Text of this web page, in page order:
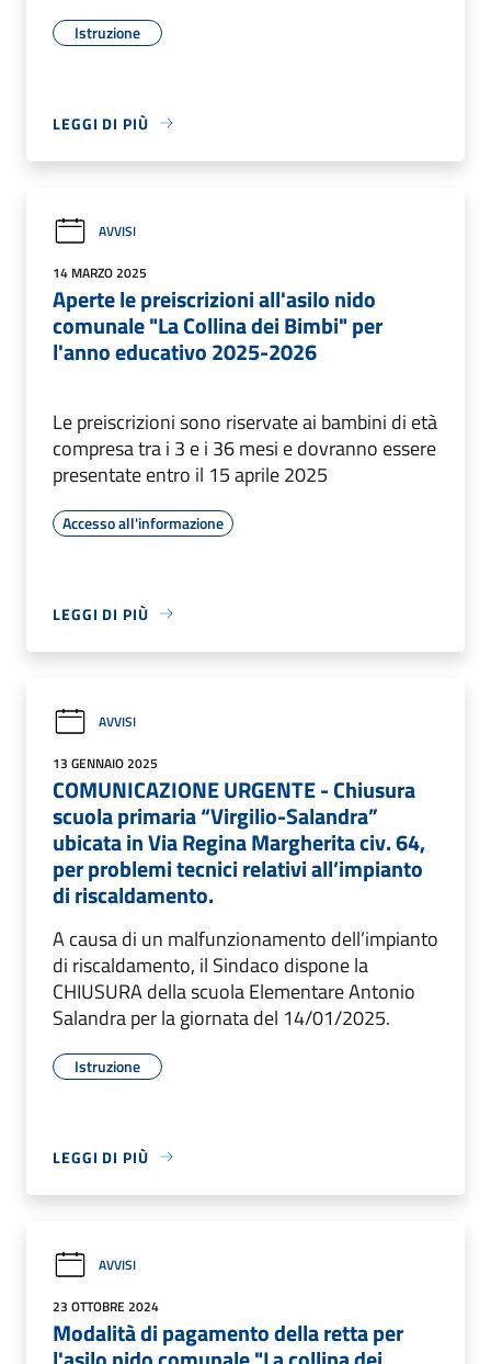
Istruzione
LEGGI DI PIÙ
AVVISI
14 MARZO 2025
Aperte le preiscrizioni all'asilo nido
comunale "La Collina dei Bimbi" per
l'anno educativo 2025-2026
Le preiscrizioni sono riservate ai bambini di età
compresa tra i 3 e i 36 mesi e dovranno essere
presentate entro il 15 aprile 2025
Accesso all'informazione
LEGGI DI PIÙ
AVVISI
13 GENNAIO 2025
COMUNICAZIONE URGENTE - Chiusura
scuola primaria “Virgilio-Salandra”
ubicata in Via Regina Margherita civ. 64,
per problemi tecnici relativi all’impianto
di riscaldamento.
A causa di un malfunzionamento dell’impianto
di riscaldamento, il Sindaco dispone la
CHIUSURA della scuola Elementare Antonio
Salandra per la giornata del 14/01/2025.
Istruzione
LEGGI DI PIÙ
AVVISI
23 OTTOBRE 2024
Modalità di pagamento della retta per